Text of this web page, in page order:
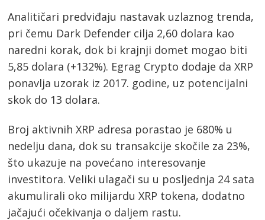
Analitičari predviđaju nastavak uzlaznog trenda,
pri čemu Dark Defender cilja 2,60 dolara kao
naredni korak, dok bi krajnji domet mogao biti
5,85 dolara (+132%). Egrag Crypto dodaje da XRP
ponavlja uzorak iz 2017. godine, uz potencijalni
skok do 13 dolara.
Broj aktivnih XRP adresa porastao je 680% u
nedelju dana, dok su transakcije skočile za 23%,
što ukazuje na povećano interesovanje
investitora. Veliki ulagači su u posljednja 24 sata
akumulirali oko milijardu XRP tokena, dodatno
jačajući očekivanja o daljem rastu.